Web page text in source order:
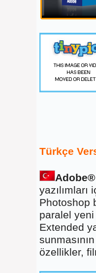
Türkçe
Photoshop
paralel
Extended
özellikler,